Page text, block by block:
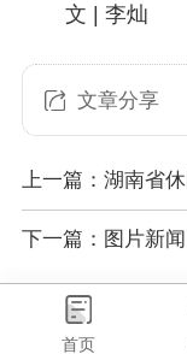
文 | 李灿
文章分享
上一篇：湖南省
举办
下一篇：图片新
首页